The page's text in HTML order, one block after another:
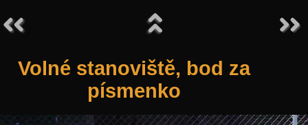
Volné stanoviště, bod za
písmenko